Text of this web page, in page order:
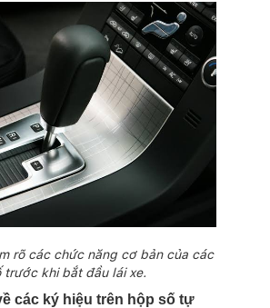
rõ các chức năng cơ bản của các
trước khi bắt đầu lái xe.
các ký hiệu trên hộp số tự